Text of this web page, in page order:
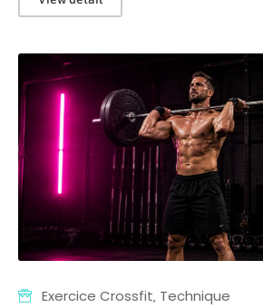
Exercice Crossfit‚ Technique